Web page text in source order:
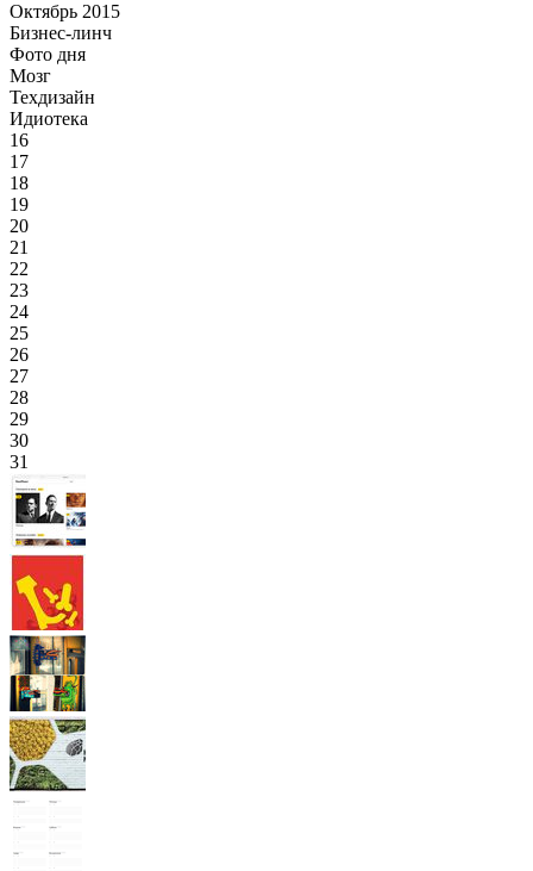
Октябрь 2015
Бизнес-линч
Фото дня
Мозг
Техдизайн
Идиотека
16
17
18
19
20
21
22
23
24
25
26
27
28
29
30
31